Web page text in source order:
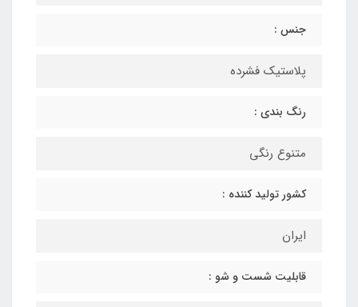
جنس :
پلاستیک فشرده
رنگ بندی :
متنوع رنگی
کشور تولید کننده :
ایران
قابلیت شست و شو :